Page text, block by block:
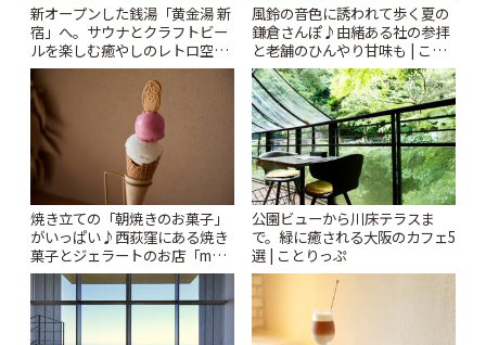
新オープンした銭湯「黄金湯 新
宿」へ。サウナとクラフトビー
ルを楽しむ癒やしのレトロ空間
| ことりっぷ
風鈴の音色に誘われて歩く夏の
鎌倉さんぽ♪由緒ある社の参拝
と老舗のひんやり甘味も | こと
りっぷ
焼き立ての「朝焼きのお菓子」
がいっぱい♪西荻窪にある焼き
菓子とジェラートのお店「mUni
(ムニ)」 | ことりっぷ
公園ビューから川床テラスま
で。緑に癒される大阪のカフェ5
選 | ことりっぷ